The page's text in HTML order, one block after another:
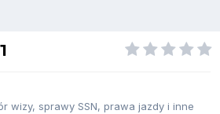
wizy, sprawy SSN, prawa jazdy i inne